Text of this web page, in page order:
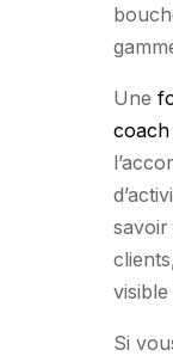
Une
coach
Si